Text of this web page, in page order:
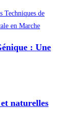
: Une
naturelles